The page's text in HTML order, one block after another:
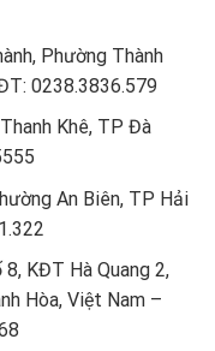
Phường Thành
0238.3836.579
Khê, TP Đà
An Biên, TP Hải
KĐT Hà Quang 2,
Hòa, Việt Nam –